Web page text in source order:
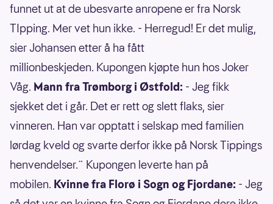
funnet ut at de ubesvarte anropene er fra Norsk
TIpping. Mer vet hun ikke. - Herregud! Er det mulig,
sier Johansen etter å ha fått
millionbeskjeden. Kupongen kjøpte hun hos Joker
Våg. Mann fra Trømborg i Østfold: - Jeg fikk
sjekket det i går. Det er rett og slett flaks, sier
vinneren. Han var opptatt i selskap med familien
lørdag kveld og svarte derfor ikke på Norsk Tippings
henvendelser.¨ Kupongen leverte han på
mobilen. Kvinne fra Florø i Sogn og Fjordane: - Jeg